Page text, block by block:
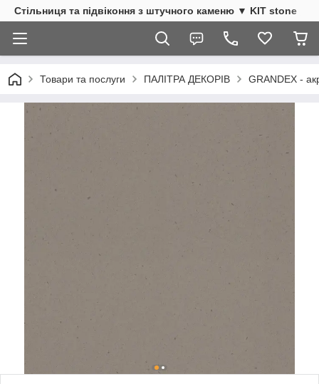
Стільниця та підвіконня з штучного каменю ▼ KIT stone
Товари та послуги ПАЛІТРА ДЕКОРІВ GRANDEX -